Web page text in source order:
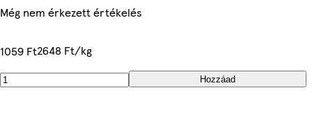
Még nem érkezett értékelés
1059 Ft2648 Ft/kg
Hozzáad